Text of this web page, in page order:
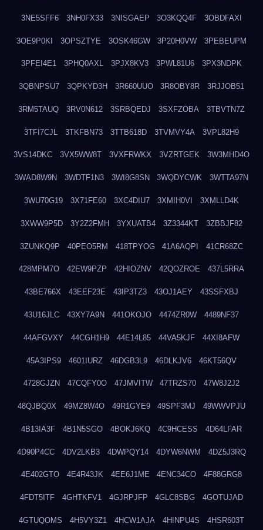
3NE5SFF6 3NH0FX33 3NISGAEP 3O3KQQ4F 3OBDFAXI
3OE9P0KI 3OPSZTYE 3OSK46GW 3P20H0VW 3PEBEUPM
3PFEI4E1 3PHQ0AXL 3PJX8KV3 3PWL81U6 3PX3NDPK
3QBNPSU7 3QPKYD3H 3R660UUO 3R8OBY8R 3RJJOB51
3RM5TAUQ 3RV0N612 3SRBQEDJ 3SXFZOBA 3TBVTN7Z
3TFI7CJL 3TKFBN73 3TTB618D 3TVMVY4A 3VPL82H9
3VS14DKC 3VX5WW8T 3VXFRWKX 3VZRTGEK 3W3MHD4O
3WAD8W9N 3WDTF1N3 3WI8G8SN 3WQDYCWK 3WTTA97N
3WU70G19 3X71FE60 3XC4DIU7 3XMIH0VI 3XMLLD4K
3XWW9P5D 3Y2Z2FMH 3YXUATB4 3Z3344KT 3ZBBJF82
3ZUNKQ9P 40PEO5RM 418TPYOG 41A6AQPI 41CR68ZC
428MPM7O 42EW9PZP 42HIOZNV 42QOZROE 437L5RRA
43BE766X 43EEF23E 43IP3TZ3 43OJ1AEY 43SSFXBJ
43U16JLC 43XY7A9N 441OKOJO 4474ZR0W 4489NF37
44AFGVXY 44CGH1H9 44E14L85 44VA5KJF 44XI8AFW
45A3IPS9 4601IURZ 46DGB3L9 46DLKJV6 46KT56QV
4728GJZN 47CQFY0O 47JMVITW 47TRZS70 47W8J2J2
48QJBQ0X 49MZ8W4O 49R1GYE9 49SPF3MJ 49WWVPJU
4B13IA3F 4B1N5SGO 4BOKJ6KQ 4C9HCESS 4D64LFAR
4D90P4CC 4DV2LKB3 4DWPQY14 4DYW6NWM 4DZ5J3RQ
4E402GTO 4E4R43JK 4EE6J1ME 4ENC34CO 4F88GRG8
4FDT5ITF 4GHTKFV1 4GJRPJFP 4GLC8SBG 4GOTUJAD
4GTUQOMS 4H5VY3Z1 4HCW1AJA 4HINPU4S 4HSR603T